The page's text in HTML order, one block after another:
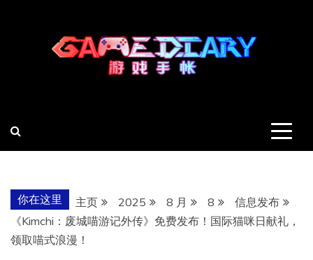
你在这里 主页 2025 8 月 8
信息发布
《Kimchi：废城喵游记外传》免费发布！国际猫咪日献礼，
领取喵式浪漫！